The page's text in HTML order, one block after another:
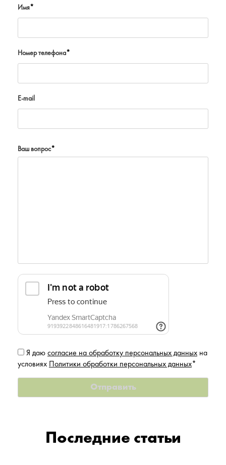
Имя*
Номер телефона*
E-mail
Ваш вопрос*
Я даю согласие на обработку персональных данных на
условиях Политики обработки персональных данных*
Последние статьи